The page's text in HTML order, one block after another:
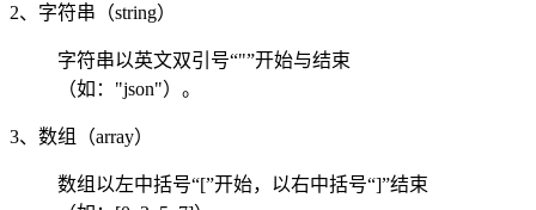
2、字符串（string）
字符串以英文双引号“"”开始与结束
（如："json"）。
3、数组（array）
数组以左中括号“[”开始，以右中括号“]”结束